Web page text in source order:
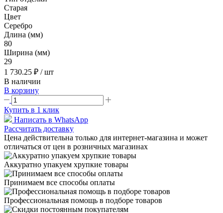
Старая
Цвет
Серебро
Длина (мм)
80
Ширина (мм)
29
1 730.25 ₽ / шт
В наличии
В корзину
Купить в 1 клик
Написать в WhatsApp
Рассчитать доставку
Цена действительна только для интернет-магазина и может
отличаться от цен в розничных магазинах
Аккуратно упакуем хрупкие товары
Принимаем все способы оплаты
Профессиональная помощь в подборе товаров